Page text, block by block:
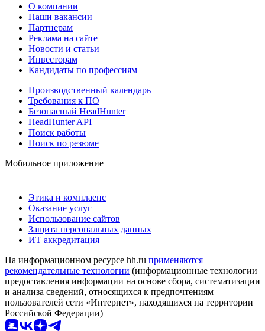
О компании
Наши вакансии
Партнерам
Реклама на сайте
Новости и статьи
Инвесторам
Кандидаты по профессиям
Производственный календарь
Требования к ПО
Безопасный HeadHunter
HeadHunter API
Поиск работы
Поиск по резюме
Мобильное приложение
Этика и комплаенс
Оказание услуг
Использование сайтов
Защита персональных данных
ИТ аккредитация
На информационном ресурсе hh.ru применяются
рекомендательные технологии (информационные технологии
предоставления информации на основе сбора, систематизации
и анализа сведений, относящихся к предпочтениям
пользователей сети «Интернет», находящихся на территории
Российской Федерации)